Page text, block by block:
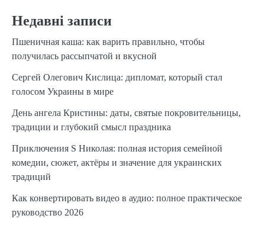
Недавні записи
Пшеничная каша: как варить правильно, чтобы
получилась рассыпчатой и вкусной
Сергей Олегович Кислица: дипломат, который стал
голосом Украины в мире
День ангела Кристины: даты, святые покровительницы,
традиции и глубокий смысл праздника
Приключения S Николая: полная история семейной
комедии, сюжет, актёры и значение для украинских
традиций
Как конвертировать видео в аудио: полное практическое
руководство 2026